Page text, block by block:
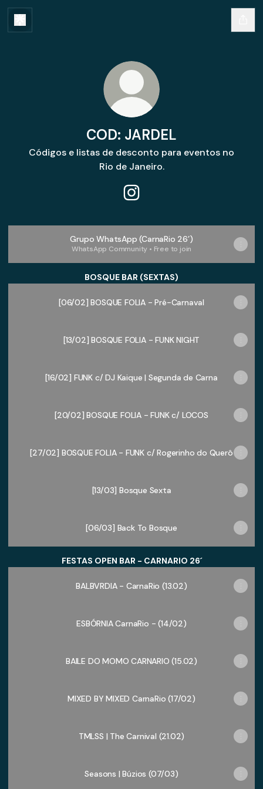
COD: JARDEL
Códigos e listas de desconto para eventos no
Rio de Janeiro.
Grupo WhatsApp (CarnaRio 26’)
WhatsApp Community • Free to join
BOSQUE BAR (SEXTAS)
[06/02] BOSQUE FOLIA - Pré-Carnaval
[13/02] BOSQUE FOLIA - FUNK NIGHT
[16/02] FUNK c/ DJ Kaique | Segunda de Carna
[20/02] BOSQUE FOLIA - FUNK c/ LOCOS
[27/02] BOSQUE FOLIA - FUNK c/ Rogerinho do Querô
[13/03] Bosque Sexta
[06/03] Back To Bosque
FESTAS OPEN BAR - CARNARIO 26´
BALBVRDIA - CarnaRio (13.02)
ESBÓRNIA CarnaRio - (14/02)
BAILE DO MOMO CARNARIO (15.02)
MIXED BY MIXED CarnaRio (17/02)
TMLSS | The Carnival (21.02)
Seasons | Búzios (07/03)